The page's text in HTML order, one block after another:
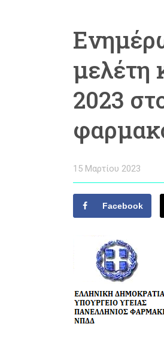
μελέτη
2023
15 Μαρτίου 2023
Facebook